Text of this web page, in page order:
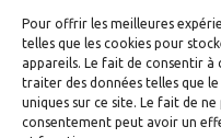
Pour offrir les meilleures
telles que les cookies pour
appareils. Le fait de consentir
traiter des données telles que
uniques sur ce site. Le fait de
consentement peut avoir un
FACEBOOK